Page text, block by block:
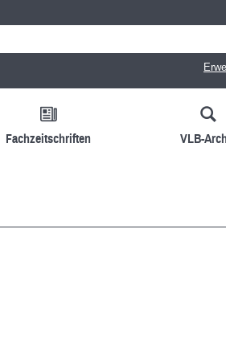
Fachzeitschriften VLB-